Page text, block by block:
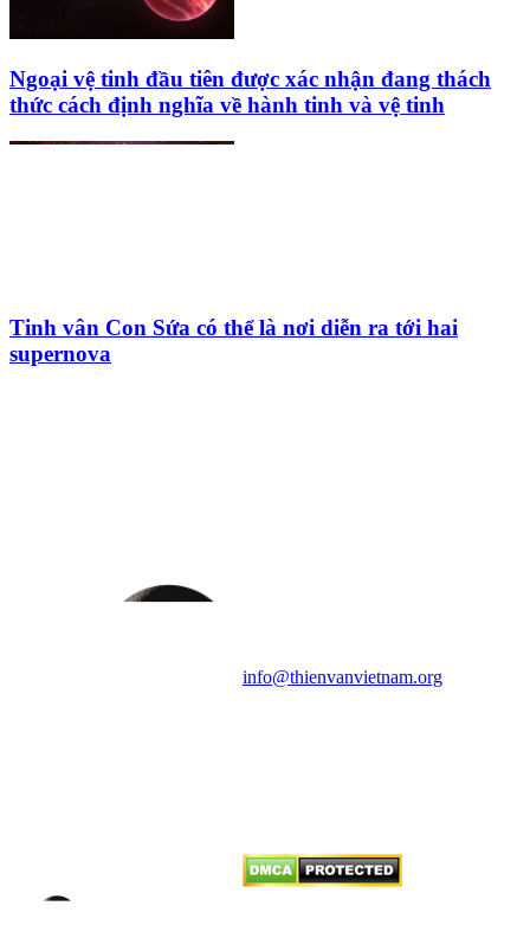
Ngoại vệ tinh đầu tiên được xác nhận đang thách
thức cách định nghĩa về hành tinh và vệ tinh
Tinh vân Con Sứa có thể là nơi diễn ra tới hai
supernova
info@thienvanvietnam.org